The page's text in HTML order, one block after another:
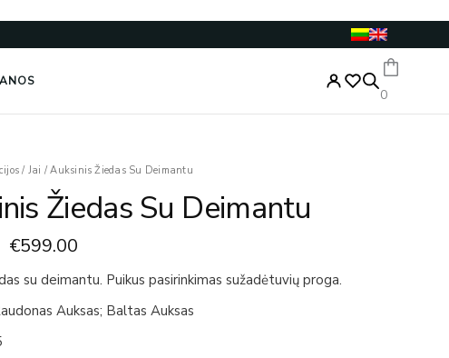
0
/ Jai /Auksinis Žiedas Su Deimantu
Žiedas Su Deimantu
Original
was:
€599.00
Current
is:
su deimantu. Puikus pasirinkimas sužadėtuvių proga.
Auksas; Baltas Auksas